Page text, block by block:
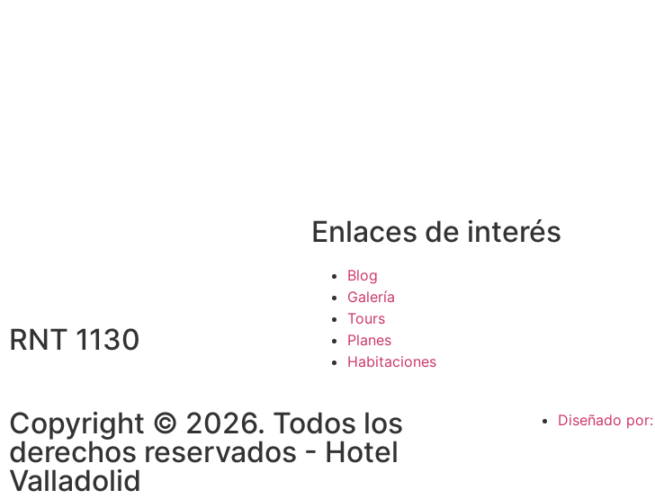
RNT 1130
Enlaces de interés
Blog
Galería
Tours
Planes
Habitaciones
Copyright © 2026. Todos los
derechos reservados - Hotel
Valladolid
Diseñado